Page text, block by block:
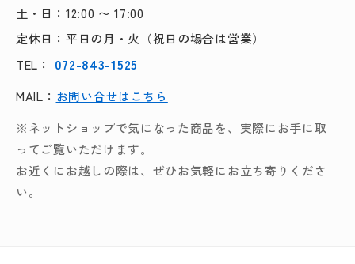
土・日：12:00 〜 17:00
定休日：平日の月・火（祝日の場合は営業）
TEL：
072-843-1525
MAIL： お問い合せはこちら
※ネットショップで気になった商品を、実際にお手に取
ってご覧いただけます。
お近くにお越しの際は、ぜひお気軽にお立ち寄りくださ
い。